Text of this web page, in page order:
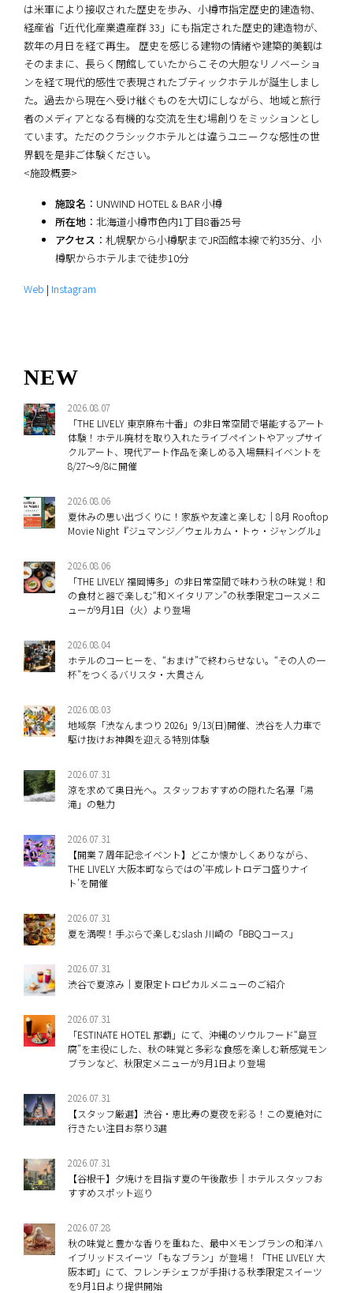
は米軍により接収された歴史を歩み、小樽市指定歴史的建造物、
経産省「近代化産業遺産群 33」にも指定された歴史的建造物が、
数年の月日を経て再生。 歴史を感じる建物の情緒や建築的美観は
そのままに、⻑らく閉館していたからこその大胆なリノベーショ
ンを経て現代的感性で表現されたブティックホテルが誕生しまし
た。過去から現在へ受け継ぐものを大切にしながら、地域と旅行
者のメディアとなる有機的な交流を生む場創りをミッションとし
ています。ただのクラシックホテルとは違うユニークな感性の世
界観を是非ご体験ください。
<施設概要>
施設名 ：UNWIND HOTEL & BAR 小樽
所在地 ：北海道小樽市色内1丁目8番25号
アクセス ：札幌駅から小樽駅までJR函館本線で約35分、小
樽駅からホテルまで徒歩10分
Web | Instagram
NEW
2026.08.07
「THE LIVELY 東京麻布十番」の非日常空間で堪能するアート
体験！ホテル廃材を取り入れたライブペイントやアップサイ
クルアート、現代アート作品を楽しめる入場無料イベントを
8/27～9/8に開催
2026.08.06
夏休みの思い出づくりに！家族や友達と楽しむ｜8月 Rooftop
Movie Night『ジュマンジ／ウェルカム・トゥ・ジャングル』
2026.08.06
「THE LIVELY 福岡博多」の非日常空間で味わう秋の味覚！和
の食材と器で楽しむ“和×イタリアン”の秋季限定コースメニ
ューが9月1日（火）より登場
2026.08.04
ホテルのコーヒーを、“おまけ”で終わらせない。“その人の一
杯”をつくるバリスタ・大貫さん
2026.08.03
地域祭「渋なんまつり 2026」9/13(日)開催、渋谷を人力車で
駆け抜けお神輿を迎える特別体験
2026.07.31
涼を求めて奥日光へ。スタッフおすすめの隠れた名瀑「湯
滝」の魅力
2026.07.31
【開業７周年記念イベント】どこか懐かしくありながら、
THE LIVELY 大阪本町ならではの’平成レトロデコ盛りナイ
ト’を開催
2026.07.31
夏を満喫！手ぶらで楽しむslash 川崎の「BBQコース」
2026.07.31
渋谷で夏涼み｜夏限定トロピカルメニューのご紹介
2026.07.31
「ESTINATE HOTEL 那覇」にて、沖縄のソウルフード“島豆
腐”を主役にした、秋の味覚と多彩な食感を楽しむ新感覚モン
ブランなど、秋限定メニューが9月1日より登場
2026.07.31
【スタッフ厳選】渋谷・恵比寿の夏夜を彩る！この夏絶対に
行きたい注目お祭り3選
2026.07.31
【谷根千】夕焼けを目指す夏の午後散歩｜ホテルスタッフお
すすめスポット巡り
2026.07.28
秋の味覚と豊かな香りを重ねた、最中×モンブランの和洋ハ
イブリッドスイーツ「もなブラン」が登場！「THE LIVELY 大
阪本町」にて、フレンチシェフが手掛ける秋季限定スイーツ
を9月1日より提供開始